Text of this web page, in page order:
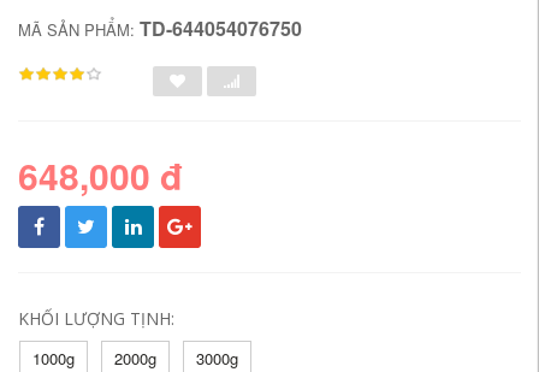
MÃ SẢN PHẨM: TD-644054076750
648,000 đ
KHỐI LƯỢNG TỊNH:
1000g
2000g 3000g